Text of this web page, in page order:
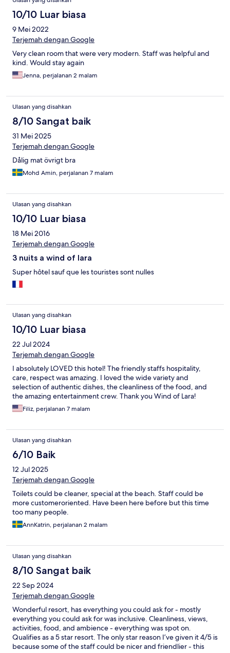
10/10 Luar biasa
9 Mei 2022
Terjemah dengan Google
Very clean room that were very modern. Staff was helpful and
kind. Would stay again
Jenna, perjalanan 2 malam
Ulasan yang disahkan
8/10 Sangat baik
31 Mei 2025
Terjemah dengan Google
Dålig mat övrigt bra
Mohd Amin, perjalanan 7 malam
Ulasan yang disahkan
10/10 Luar biasa
18 Mei 2016
Terjemah dengan Google
3 nuits a wind of lara
Super hôtel sauf que les touristes sont nulles
Ulasan yang disahkan
10/10 Luar biasa
22 Jul 2024
Terjemah dengan Google
I absolutely LOVED this hotel! The friendly staffs hospitality,
care, respect was amazing. I loved the wide variety and
selection of authentic dishes, the cleanliness of the food, and
the amazing entertainment crew. Thank you Wind of Lara!
Filiz, perjalanan 7 malam
Ulasan yang disahkan
6/10 Baik
12 Jul 2025
Terjemah dengan Google
Toilets could be cleaner, special at the beach. Staff could be
more customeroriented. Have been here before but this time
too many people.
AnnKatrin, perjalanan 2 malam
Ulasan yang disahkan
8/10 Sangat baik
22 Sep 2024
Terjemah dengan Google
Wonderful resort, has everything you could ask for - mostly
everything you could ask for was inclusive. Cleanliness, views,
activities, food, and ambience - everything was spot on.
Qualifies as a 5 star resort. The only star reason I’ve given it 4/5 is
because some of the staff could be nicer and friendlier - this